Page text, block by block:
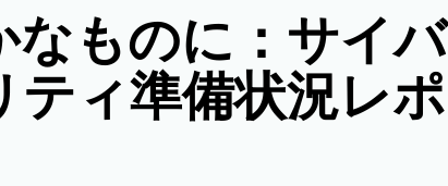
なものに：サイバ
ティ準備状況レポ